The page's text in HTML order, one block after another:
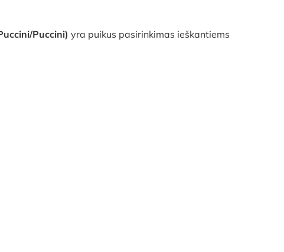
Puccini) yra puikus pasirinkimas ieškantiems